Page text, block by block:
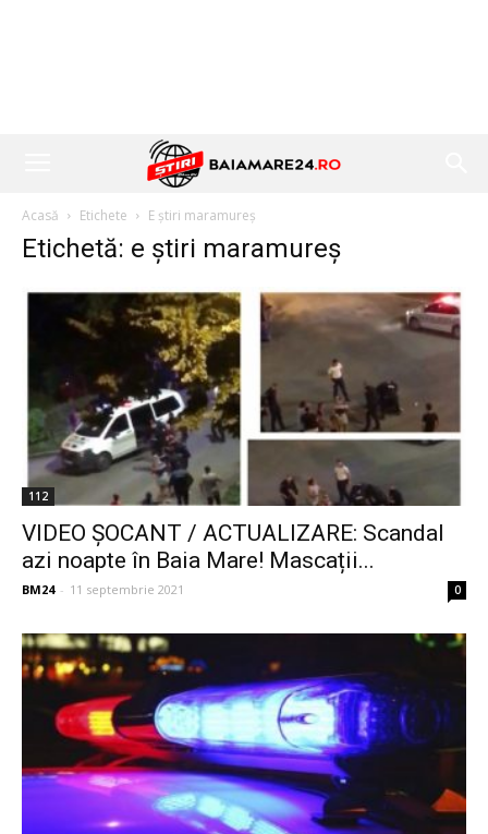
Acasă Etichete E știri maramureș
Etichetă: e știri maramureș
112
VIDEO ŞOCANT / ACTUALIZARE: Scandal
azi noapte în Baia Mare! Mascații...
BM24 - 11 septembrie 2021 0